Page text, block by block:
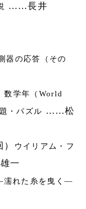
……長井
器の応答（その
数学年（World
・パズル ……松
ウイリアム・フ
一
濡れた糸を曳く―